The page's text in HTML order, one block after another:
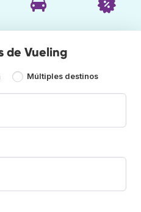
de Vueling
Múltiples destinos